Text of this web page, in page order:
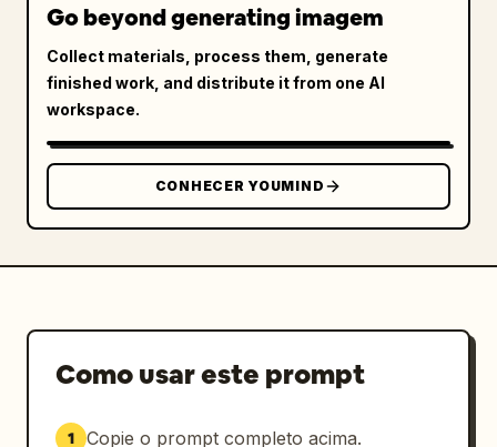
Go beyond generating imagem
Collect materials, process them, generate
finished work, and distribute it from one AI
workspace.
CONHECER YOUMIND
Como usar este prompt
1 Copie o prompt completo acima.